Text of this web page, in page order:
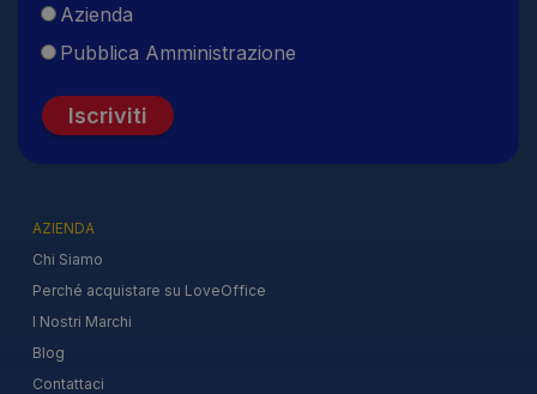
Azienda
Pubblica Amministrazione
Iscriviti
AZIENDA
Chi Siamo
Perché acquistare su LoveOffice
I Nostri Marchi
Blog
Contattaci